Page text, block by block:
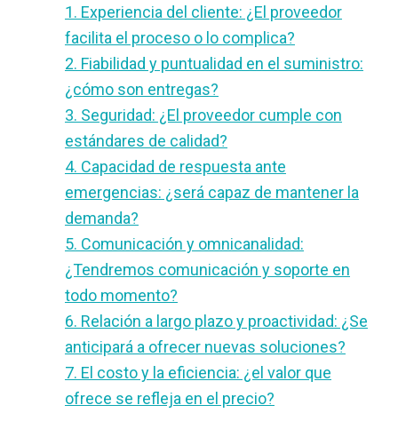
1. Experiencia del cliente: ¿El proveedor
facilita el proceso o lo complica?
2. Fiabilidad y puntualidad en el suministro:
¿cómo son entregas?
3. Seguridad: ¿El proveedor cumple con
estándares de calidad?
4. Capacidad de respuesta ante
emergencias: ¿será capaz de mantener la
demanda?
5. Comunicación y omnicanalidad:
¿Tendremos comunicación y soporte en
todo momento?
6. Relación a largo plazo y proactividad: ¿Se
anticipará a ofrecer nuevas soluciones?
7. El costo y la eficiencia: ¿el valor que
ofrece se refleja en el precio?